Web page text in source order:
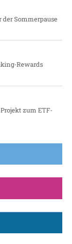
Sommerpause
Rewards
zum ETF-